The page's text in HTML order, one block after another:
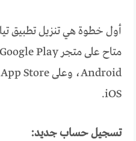
أول خطوة هي تنزيل تطبيق
iOS.
تسجيل حساب جديد: